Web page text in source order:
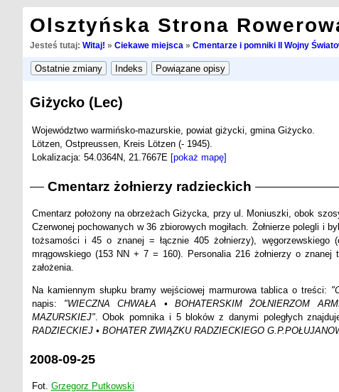
Olsztyńska Strona
Jesteś tutaj: Witaj! » Ciekawe miejsca » Cmentarze i pomniki II Wojny
Giżycko (Lec)
Województwo warmińsko-mazurskie, powiat giżycki, gmina Giżycko.
Lötzen, Ostpreussen, Kreis Lötzen (- 1945).
Lokalizacja: 54.0364N, 21.7667E [pokaż mapę]
Cmentarz żołnierzy radzieckich
Cmentarz położony na obrzeżach Giżycka, przy ul. Moniuszki, obok
Czerwonej pochowanych w 36 zbiorowych mogiłach. Żołnierze polegli i
tożsamości i 45 o znanej = łącznie 405 żołnierzy),
mrągowskiego (153 NN + 7 = 160). Personalia 216 żołnierzy o
założenia.
Na kamiennym słupku bramy wejściowej marmurowa tablica o treści:
napis: "WIECZNA CHWAŁA • BOHATERSKIM ŻOŁNIERZOM
MAZURSKIEJ". Obok pomnika i 5 bloków z danymi poległych
RADZIECKIEJ • BOHATER ZWIĄZKU RADZIECKIEGO
2008-09-25
Fot. Grzegorz Putkowski